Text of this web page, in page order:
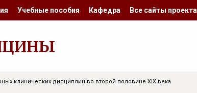
Учебные пособия Кафедра Все сайты проекта
клинических дисциплин во второй половине XIX века